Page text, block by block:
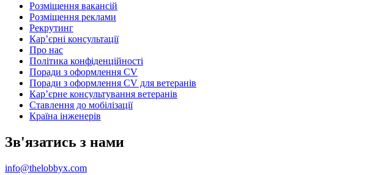
Розміщення вакансій
Розміщення реклами
Рекрутинг
Карʼєрні консультації
Про нас
Політика конфіденційності
Поради з оформлення CV
Поради з оформлення CV для ветеранів
Карʼєрне консультування ветеранів
Ставлення до мобілізації
Країна інженерів
Зв'язатись з нами
info@thelobbyx.com